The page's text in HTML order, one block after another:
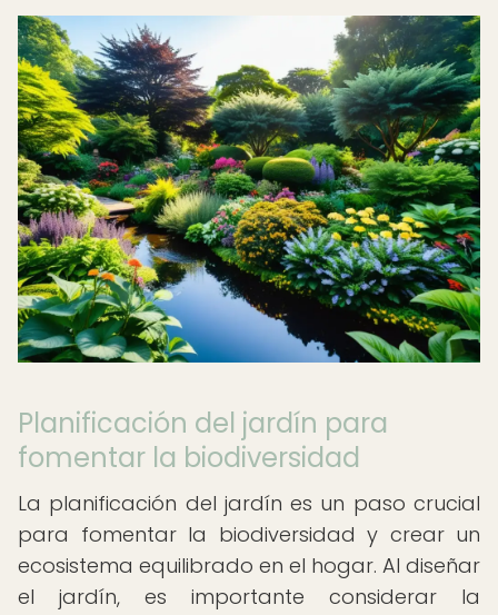
Planificación del jardín para
fomentar la biodiversidad
La planificación del jardín es un paso crucial
para fomentar la biodiversidad y crear un
ecosistema equilibrado en el hogar. Al diseñar
el jardín, es importante considerar la